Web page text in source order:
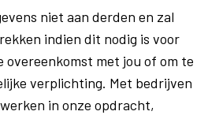
niet aan derden en zal
indien dit nodig is voor
overeenkomst met jou of om te
verplichting. Met bedrijven
in onze opdracht,